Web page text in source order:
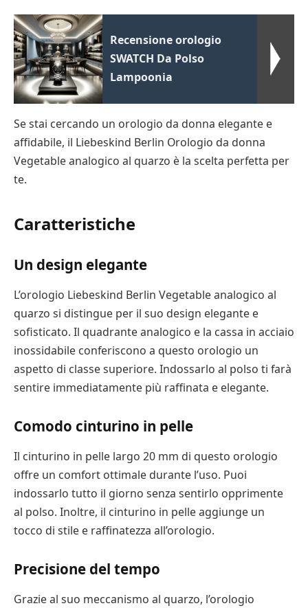
Recensione orologio
SWATCH Da Polso
Lampoonia
Se stai cercando un orologio da donna elegante e
affidabile, il Liebeskind Berlin Orologio da donna
Vegetable analogico al quarzo è la scelta perfetta per
te.
Caratteristiche
Un design elegante
L’orologio Liebeskind Berlin Vegetable analogico al
quarzo si distingue per il suo design elegante e
sofisticato. Il quadrante analogico e la cassa in acciaio
inossidabile conferiscono a questo orologio un
aspetto di classe superiore. Indossarlo al polso ti farà
sentire immediatamente più raffinata e elegante.
Comodo cinturino in pelle
Il cinturino in pelle largo 20 mm di questo orologio
offre un comfort ottimale durante l’uso. Puoi
indossarlo tutto il giorno senza sentirlo opprimente
al polso. Inoltre, il cinturino in pelle aggiunge un
tocco di stile e raffinatezza all’orologio.
Precisione del tempo
Grazie al suo meccanismo al quarzo, l’orologio